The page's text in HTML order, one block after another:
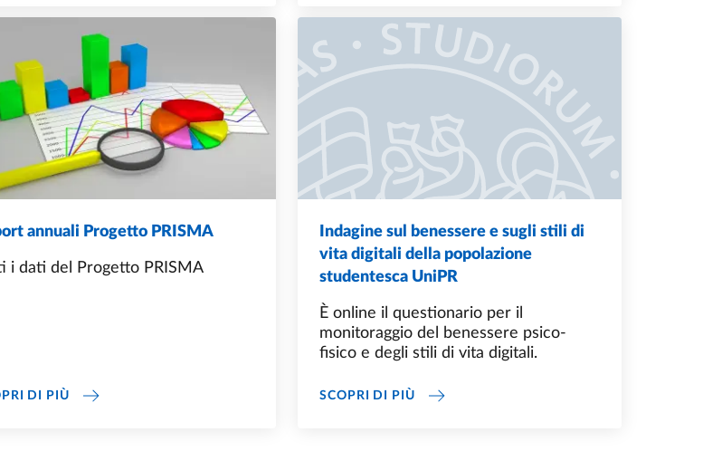
annuali Progetto PRISMA
i dati del Progetto PRISMA
DI PIÙREPORT ANNUALI PROGETTO PRISMA
Indagine sul benessere e sugli stili di
vita digitali della popolazione
studentesca UniPR
È online il questionario per il
monitoraggio del benessere psico-
fisico e degli stili di vita digitali.
SCOPRI DI PIÙINDAGINE SUL BENESSERE E SUGLI STILI DI